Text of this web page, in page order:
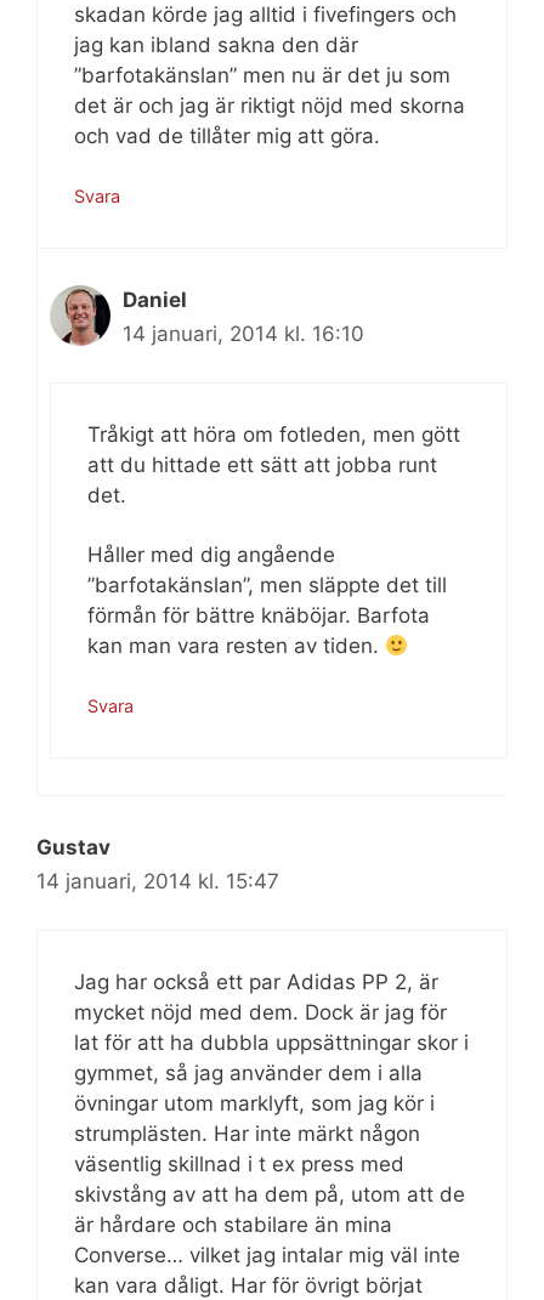
skadan körde jag alltid i fivefingers och
jag kan ibland sakna den där
”barfotakänslan” men nu är det ju som
det är och jag är riktigt nöjd med skorna
och vad de tillåter mig att göra.
Svara
Daniel
14 januari, 2014 kl. 16:10
Tråkigt att höra om fotleden, men gött
att du hittade ett sätt att jobba runt
det.
Håller med dig angående
”barfotakänslan”, men släppte det till
förmån för bättre knäböjar. Barfota
kan man vara resten av tiden.
Svara
Gustav
14 januari, 2014 kl. 15:47
Jag har också ett par Adidas PP 2, är
mycket nöjd med dem. Dock är jag för
lat för att ha dubbla uppsättningar skor i
gymmet, så jag använder dem i alla
övningar utom marklyft, som jag kör i
strumplästen. Har inte märkt någon
väsentlig skillnad i t ex press med
skivstång av att ha dem på, utom att de
är hårdare och stabilare än mina
Converse… vilket jag intalar mig väl inte
kan vara dåligt. Har för övrigt börjat